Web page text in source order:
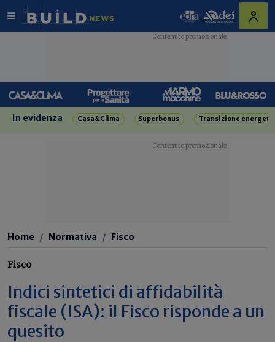
In evidenza Casa&Clima Superbonus Transizione
Home Normativa Fisco
Fisco
Indici sintetici di affidabilità
fiscale (ISA): il Fisco risponde a un
quesito